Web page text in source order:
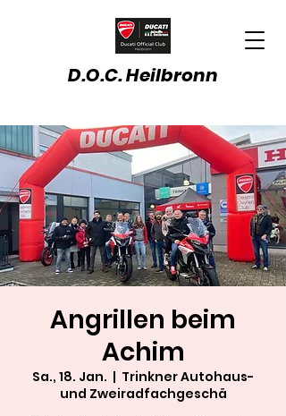
D.O.C. Heilbronn
Angrillen beim
Achim
Sa., 18. Jan.
  |
Trinkner Autohaus-
und Zweiradfachgeschä